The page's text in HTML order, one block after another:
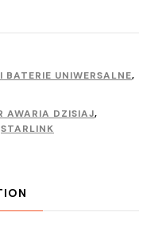
UNIWERSALNE,
AWARIA DZISIAJ,
STARLINK